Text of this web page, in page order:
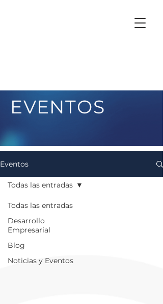
EVENTOS
Eventos
Todas las entradas
Desarrollo
Empresarial
Blog
Noticias y Eventos
Todas las entradas